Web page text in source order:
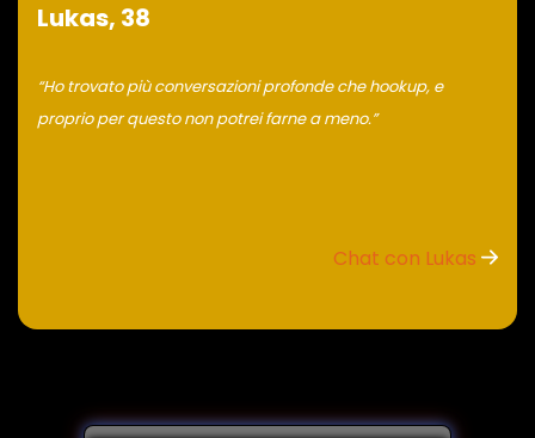
Lukas, 38
“Ho trovato più conversazioni profonde che hookup, e
proprio per questo non potrei farne a meno.”
Chat con Lukas